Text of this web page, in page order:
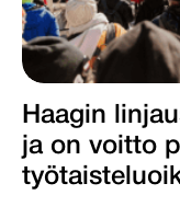
Haagin
ja on voitto